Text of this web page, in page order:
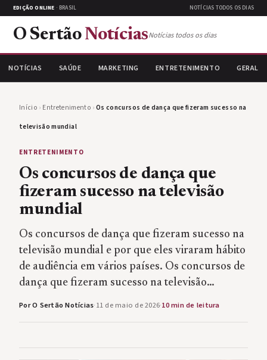
EDIÇÃO ONLINE · BRASIL NOTÍCIAS TODOS OS DIAS
O Sertão NotíciasNotícias todos os dias
NOTÍCIAS SAÚDE MARKETING ENTRETENIMENTO GERAL
Início › Entretenimento ›Os concursos de dança que fizeram sucesso na
televisão mundial
ENTRETENIMENTO
Os concursos de dança que
fizeram sucesso na televisão
mundial
Os concursos de dança que fizeram sucesso na
televisão mundial e por que eles viraram hábito
de audiência em vários países. Os concursos de
dança que fizeram sucesso na televisão…
Por O Sertão Notícias·11 de maio de 2026·10 min de leitura